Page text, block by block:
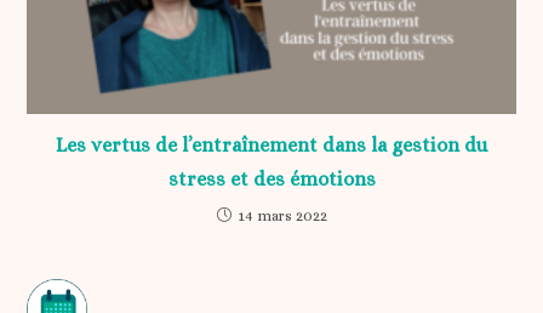
Les vertus de l’entraînement dans la gestion du
stress et des émotions
14 mars 2022